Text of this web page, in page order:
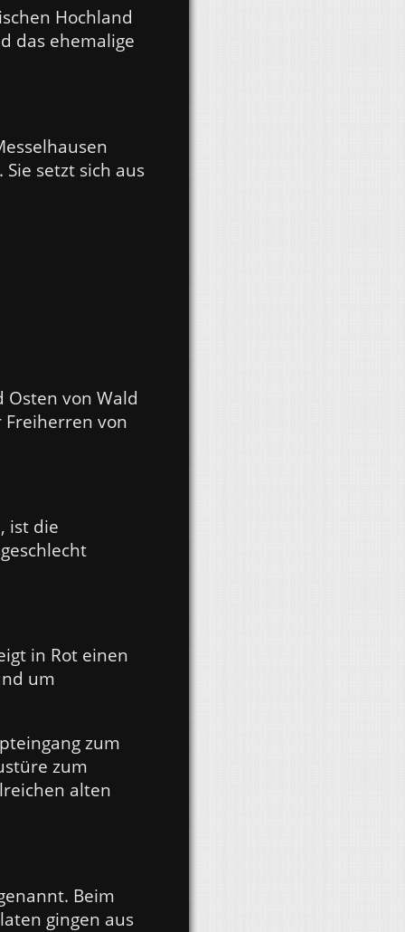
Hochland
das ehemalige
setzt sich aus
von Wald
Freiherren von
ist die
in Rot einen
um
zum
zum
alten
Beim
gingen aus